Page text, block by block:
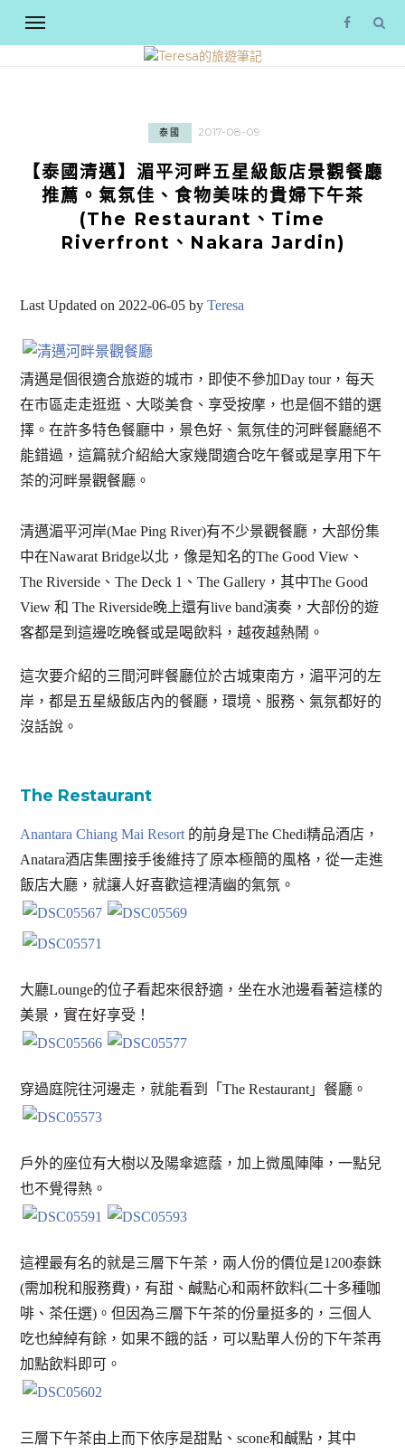
泰國 2017-08-09
【泰國清邁】湄平河畔五星級飯店景觀餐廳
推薦。氣氛佳、食物美味的貴婦下午茶
(The Restaurant、Time
Riverfront、Nakara Jardin)
Last Updated on 2022-06-05 byTeresa
清邁是個很適合旅遊的城市，即使不參加Day tour，每天
在市區走走逛逛、大啖美食、享受按摩，也是個不錯的選
擇。在許多特色餐廳中，景色好、氣氛佳的河畔餐廳絕不
能錯過，這篇就介紹給大家幾間適合吃午餐或是享用下午
茶的河畔景觀餐廳。
清邁湄平河岸(Mae Ping River)有不少景觀餐廳，大部份集
中在Nawarat Bridge以北，像是知名的The Good View、
The Riverside、The Deck 1、The Gallery，其中The Good
View 和 The Riverside晚上還有live band演奏，大部份的遊
客都是到這邊吃晚餐或是喝飲料，越夜越熱鬧。
這次要介紹的三間河畔餐廳位於古城東南方，湄平河的左
岸，都是五星級飯店內的餐廳，環境、服務、氣氛都好的
沒話說。
The Restaurant
Anantara Chiang Mai Resort 的前身是The Chedi精品酒店，
Anatara酒店集團接手後維持了原本極簡的風格，從一走進
飯店大廳，就讓人好喜歡這裡清幽的氣氛。
大廳Lounge的位子看起來很舒適，坐在水池邊看著這樣的
美景，實在好享受！
穿過庭院往河邊走，就能看到「The Restaurant」餐廳。
戶外的座位有大樹以及陽傘遮蔭，加上微風陣陣，一點兒
也不覺得熱。
這裡最有名的就是三層下午茶，兩人份的價位是1200泰銖
(需加稅和服務費)，有甜、鹹點心和兩杯飲料(二十多種咖
啡、茶任選)。但因為三層下午茶的份量挺多的，三個人
吃也綽綽有餘，如果不餓的話，可以點單人份的下午茶再
加點飲料即可。
三層下午茶由上而下依序是甜點、scone和鹹點，其中